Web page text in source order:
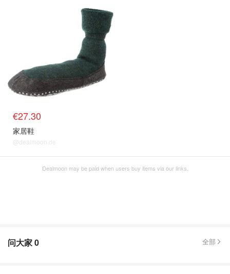
€27.30
家居鞋
@dealmoon.de
Dealmoon may be paid when users buy items via our links.
问大家0 全部